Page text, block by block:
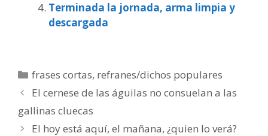
Terminada la jornada, arma limpia y
descargada
Categorías
frases cortas, refranes/dichos populares
El cernese de las águilas no consuelan a las
gallinas cluecas
El hoy está aquí, el mañana, ¿quien lo verá?